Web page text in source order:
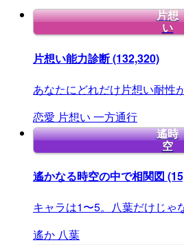
片想
い
片想い能力診断(132,320)
あなたにどれだけ片想い耐性
恋愛 片想い 一方通行
遙時
空
遙かなる時空の中で相関図
キャラは1〜5。八葉だけじゃ
遙か 八葉